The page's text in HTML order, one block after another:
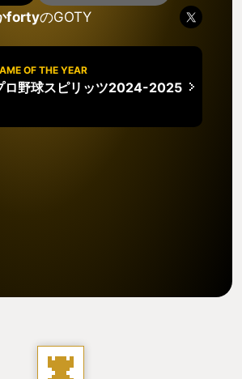
fortyのGOTY
OF THE YEAR
ロ野球スピリッツ2024-2025